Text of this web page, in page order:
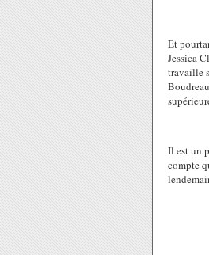
Et
Jessica
travaille
Il est un
compte